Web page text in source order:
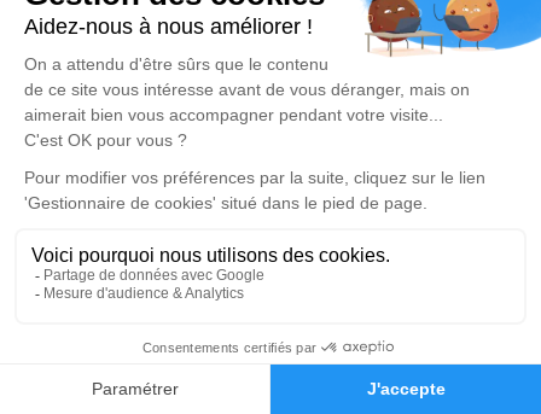
Faire-part Hommages
à travers des poèmes ou des textes. Cet endroit
est un lieu d'expression dédié à honorer la
mémoire de Valéry LEBON.
Cérémonie religieuse
vendredi 19 septembre 2025 à 15h00
Église Bruniquel-Assomption de Bruniquel
Presbytère
Je rends hommage